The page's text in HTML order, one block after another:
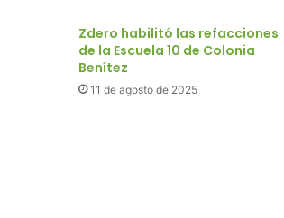
Zdero habilitó las refacciones
de la Escuela 10 de Colonia
Benítez
11 de agosto de 2025